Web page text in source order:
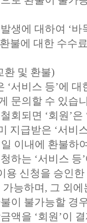
생에 대하여 ‘
불에 대한 수수
환 및 환불)
‘서비스 등’에
문의할 수 있습
회되면 ‘회원’
지급받은 ‘서비
이내에 환불하
하는 ‘서비스 등
용 신청을 승인
가능하며, 그 외
이 불가능할 경
액을 ‘회원’이